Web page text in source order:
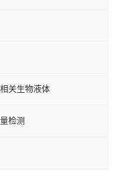
关生物液体
检测